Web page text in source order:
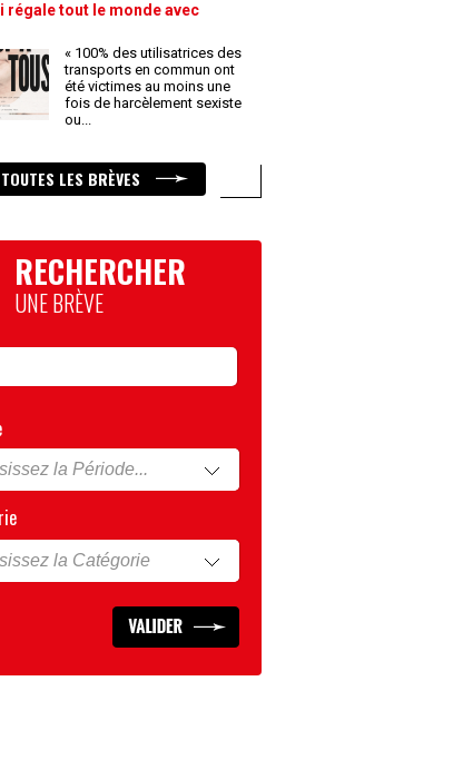
régale tout le monde avec
« 100% des utilisatrices des
transports en commun ont
été victimes au moins une
fois de harcèlement sexiste
ou...
TOUTES LES BRÈVES
RECHERCHER
UNE BRÈVE